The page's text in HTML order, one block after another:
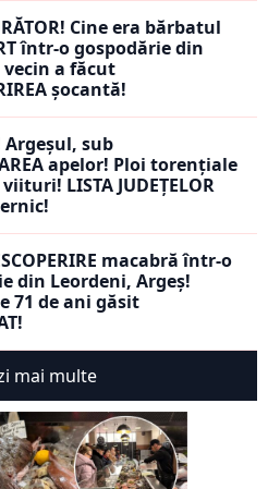
Cine era bărbatul
într-o gospodărie din
vecin a făcut
șocantă!
Argeșul, sub
apelor! Ploi torențiale
LISTA JUDEȚELOR
macabră într-o
din Leordeni, Argeș!
71 de ani găsit
mai multe